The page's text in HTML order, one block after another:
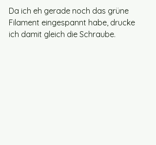
Da ich eh gerade noch das grüne
Filament eingespannt habe, drucke
ich damit gleich die Schraube.